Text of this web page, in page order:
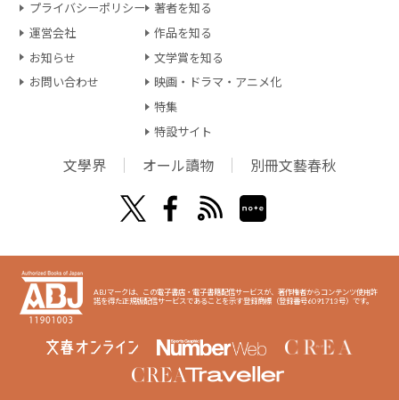
プライバシーポリシー
運営会社
お知らせ
お問い合わせ
著者を知る
作品を知る
文学賞を知る
映画・ドラマ・アニメ化
特集
特設サイト
文學界 オール讀物 別冊文藝春秋
ABJマークは、この電子書店・電子書籍配信サービスが、著作権者からコンテンツ使用許
諾を得た正規版配信サービスであることを示す登録商標（登録番号6091713号）です。